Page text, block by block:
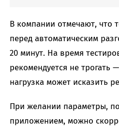
В компании отмечают, что
перед автоматическим
20 минут. На время
рекомендуется не трогать
нагрузка может исказить
При желании параметры,
приложением, можно